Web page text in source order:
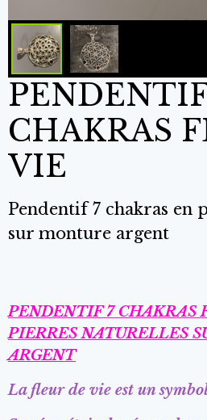
CHAKRAS
VIE
Pendentif 7 chakras en
sur monture argent
PENDENTIF 7 CHAKRAS
PIERRES NATURELLES
ARGENT
La fleur de vie est un